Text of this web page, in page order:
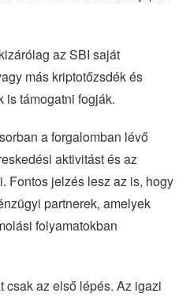
az SBI saját
más kriptotőzsdék és
is támogatni fogják.
a forgalomban lévő
aktivitást és az
Fontos jelzés lesz az is, hogy
partnerek, amelyek
folyamatokban
az első lépés. Az igazi